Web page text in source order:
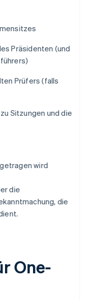
Präsidenten (und
Prüfers (falls
Sitzungen und die
wird
die
die
One-